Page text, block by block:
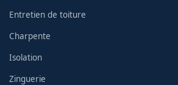
Entretien de toiture
Charpente
Isolation
Zinguerie